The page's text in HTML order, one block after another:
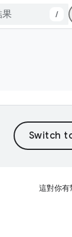
/
這對你有